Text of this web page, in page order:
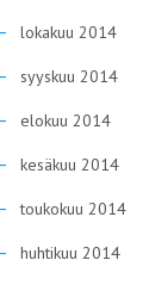
lokakuu 2014
syyskuu 2014
elokuu 2014
kesäkuu 2014
toukokuu 2014
huhtikuu 2014